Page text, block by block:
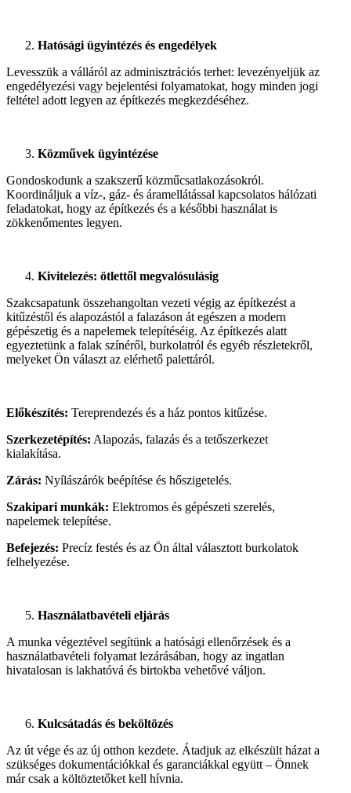
Hatósági ügyintézés és engedélyek
Levesszük a válláról az adminisztrációs terhet: levezényeljük az
engedélyezési vagy bejelentési folyamatokat, hogy minden jogi
feltétel adott legyen az építkezés megkezdéséhez.
Közművek ügyintézése
Gondoskodunk a szakszerű közműcsatlakozásokról.
Koordináljuk a víz-, gáz- és áramellátással kapcsolatos hálózati
feladatokat, hogy az építkezés és a későbbi használat is
zökkenőmentes legyen.
Kivitelezés: ötlettől megvalósulásig
Szakcsapatunk összehangoltan vezeti végig az építkezést a
kitűzéstől és alapozástól a falazáson át egészen a modern
gépészetig és a napelemek telepítéséig. Az építkezés alatt
egyeztetünk a falak színéről, burkolatról és egyéb részletekről,
melyeket Ön választ az elérhető palettáról.
Előkészítés: Tereprendezés és a ház pontos kitűzése.
Szerkezetépítés: Alapozás, falazás és a tetőszerkezet
kialakítása.
Zárás: Nyílászárók beépítése és hőszigetelés.
Szakipari munkák: Elektromos és gépészeti szerelés,
napelemek telepítése.
Befejezés: Precíz festés és az Ön által választott burkolatok
felhelyezése.
Használatbavételi eljárás
A munka végeztével segítünk a hatósági ellenőrzések és a
használatbavételi folyamat lezárásában, hogy az ingatlan
hivatalosan is lakhatóvá és birtokba vehetővé váljon.
Kulcsátadás és beköltözés
Az út vége és az új otthon kezdete. Átadjuk az elkészült házat a
szükséges dokumentációkkal és garanciákkal együtt – Önnek
már csak a költöztetőket kell hívnia.